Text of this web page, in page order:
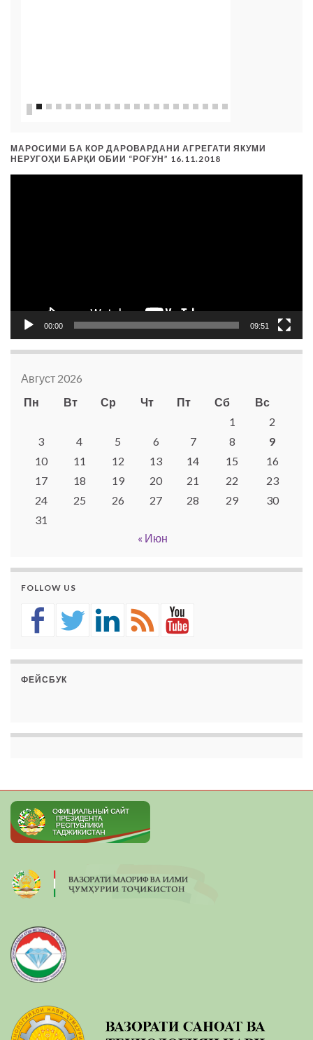
МАРОСИМИ БА КОР ДАРОВАРДАНИ АГРЕГАТИ ЯКУМИ
НЕРУГОҲИ БАРҚИ ОБИИ “РОҒУН” 16.11.2018
00:00 09:51
Август 2026
Пн
Вт Ср Чт Пт Сб
Вс
1
2
3
4 5 6 7 8
9
10
11 12 13 14 15
16
17
18 19 20 21 22
23
24
25 26 27 28 29
30
31
« Июн
FOLLOW US
ФЕЙСБУК